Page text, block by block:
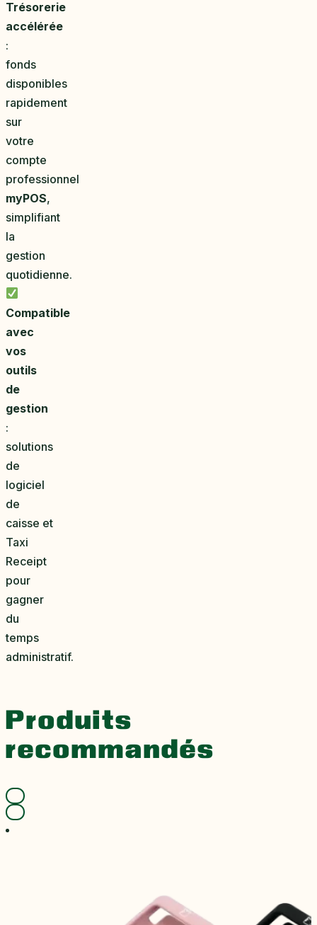
Trésorerie
accélérée
:
fonds
disponibles
rapidement
sur
votre
compte
professionnel
myPOS,
simplifiant
la
gestion
quotidienne.
Compatible
avec
vos
outils
de
gestion
:
solutions
de
logiciel
de
caisse et
Taxi
Receipt
pour
gagner
du
temps
administratif.
Produits
recommandés